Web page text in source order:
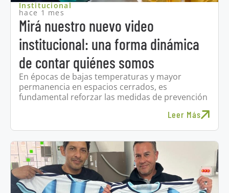
Institucional
hace 1 mes
Mirá nuestro nuevo video
institucional: una forma dinámica
de contar quiénes somos
En épocas de bajas temperaturas y mayor
permanencia en espacios cerrados, es
fundamental reforzar las medidas de prevención
Leer Más